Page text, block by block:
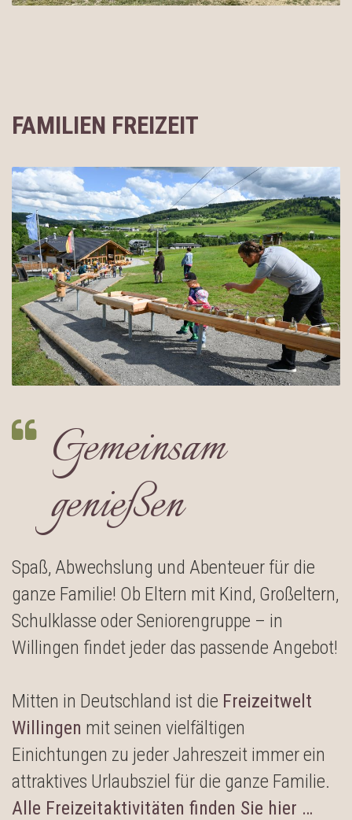
FAMILIEN FREIZEIT
Gemeinsam
genießen
Spaß, Abwechslung und Abenteuer für die
ganze Familie! Ob Eltern mit Kind, Großeltern,
Schulklasse oder Seniorengruppe – in
Willingen findet jeder das passende Angebot!
Mitten in Deutschland ist die Freizeitwelt
Willingen mit seinen vielfältigen
Einichtungen zu jeder Jahreszeit immer ein
attraktives Urlaubsziel für die ganze Familie.
Alle Freizeitaktivitäten finden Sie hier …